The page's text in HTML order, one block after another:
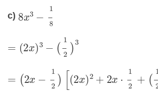
c) 8 3 8
2x 3− 2 )3
2x [( 2 x)2 2x ⋅ 2 2 2